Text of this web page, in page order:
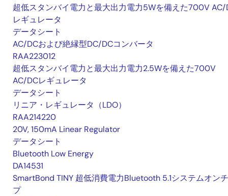
超低スタンバイ電力と最大出力電力5Wを備えた700V AC/
レギュレータ
データシート
AC/DCおよび絶縁型DC/DCコンバータ
RAA223012
超低スタンバイ電力と最大出力電力2.5Wを備えた700V
AC/DCレギュレータ
データシート
リニア・レギュレータ（LDO）
RAA214220
20V, 150mA Linear Regulator
データシート
Bluetooth Low Energy
DA14531
SmartBond TINY 超低消費電力Bluetooth 5.1システムオン
プ